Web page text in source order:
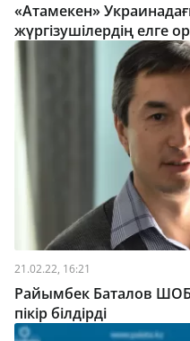
«Атамекен»
жүргізушілердің елге
21.02.22, 16:21
Райымбек Баталов
пікір білдірді